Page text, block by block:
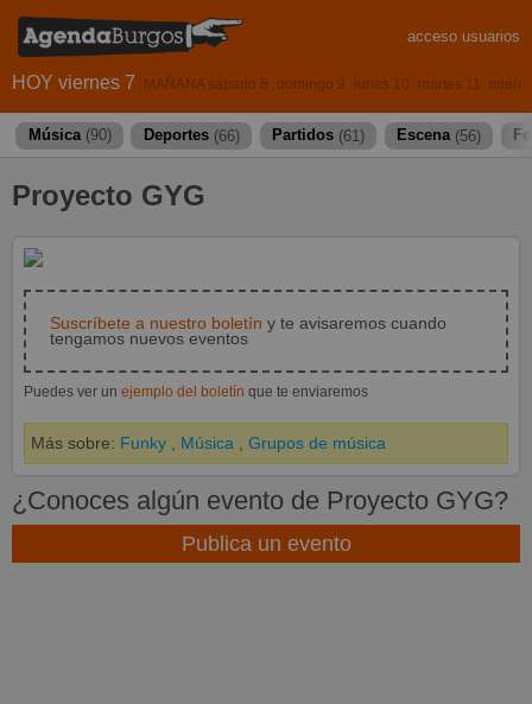
acceso usuarios
HOY viernes 7 MAÑANA sábado 8 domingo 9 lunes 10 martes 11
Música (90) Deportes (66) Partidos (61) Escena (56)
Proyecto GYG
Suscríbete a nuestro boletín y te avisaremos cuando
tengamos nuevos eventos
Puedes ver un ejemplo del boletín que te enviaremos
Más sobre: Funky , Música , Grupos de música
¿Conoces algún evento de Proyecto GYG?
Publica un evento